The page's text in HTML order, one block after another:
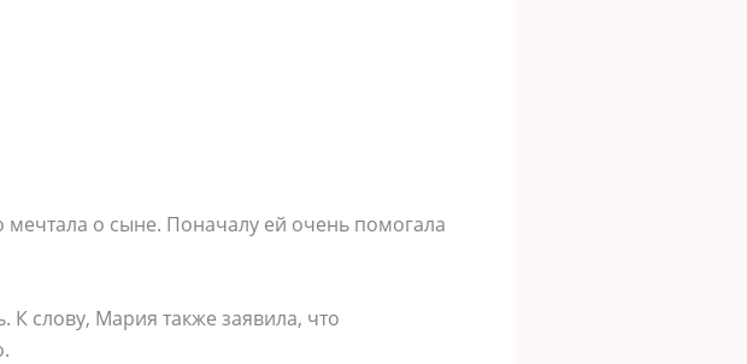
о сыне. Поначалу ей очень помогала
слову, Мария также заявила, что